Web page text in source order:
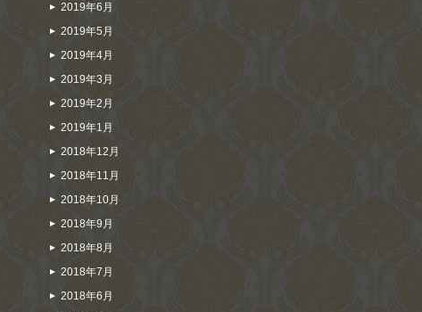
2019年6月
2019年5月
2019年4月
2019年3月
2019年2月
2019年1月
2018年12月
2018年11月
2018年10月
2018年9月
2018年8月
2018年7月
2018年6月